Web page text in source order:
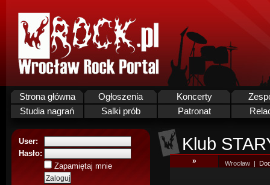
Strona główna Ogłoszenia Koncerty
Studia nagrań
Salki prób Patronat
User:
Hasło:
Zapamiętaj mnie
Klub
» Wrocław |